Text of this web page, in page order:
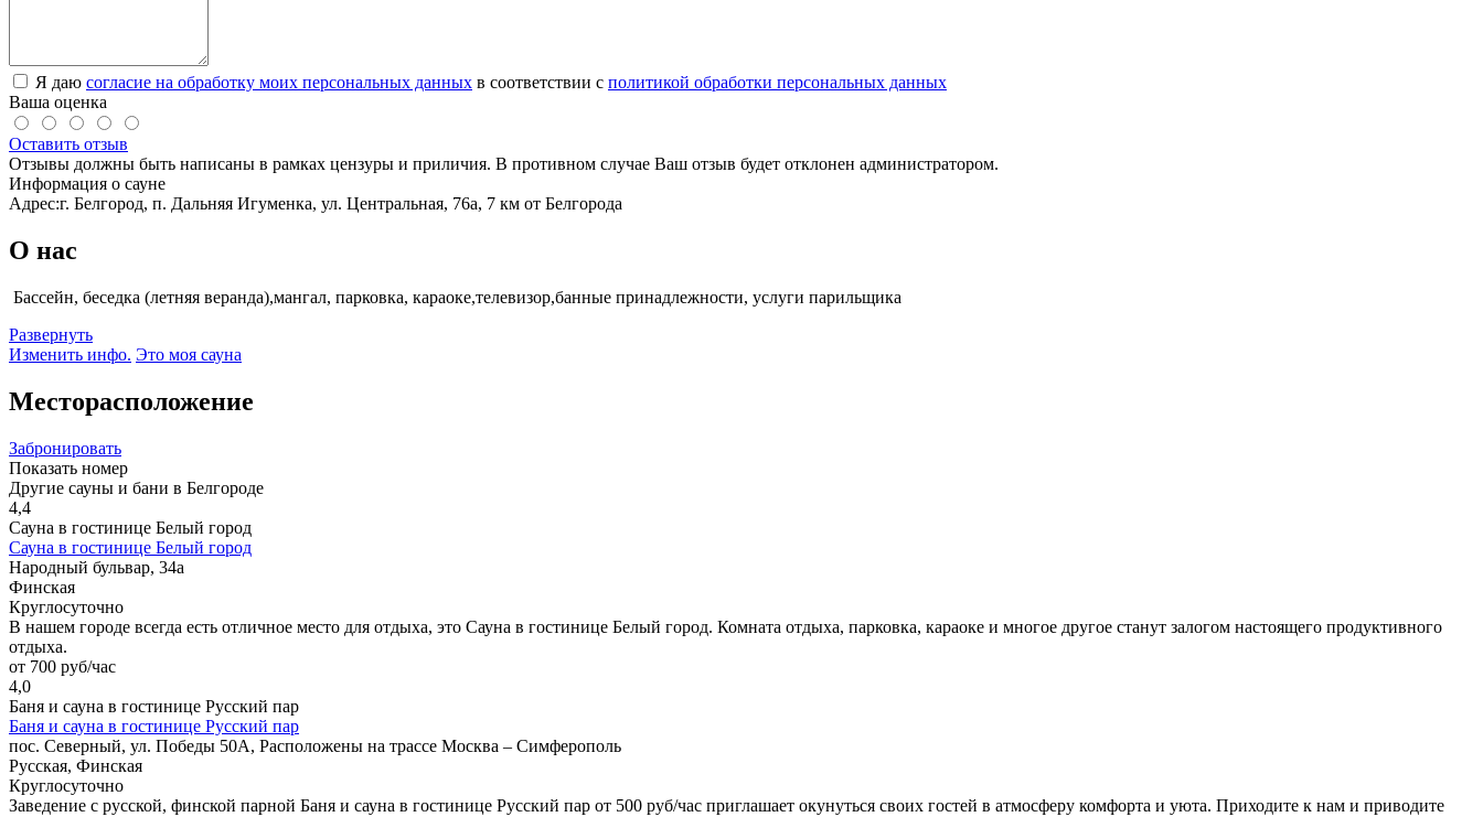
Я даю согласие на обработку моих персональных данных в соответствии с политикой обработки персональных данных
Ваша оценка
Оставить отзыв
Отзывы должны быть написаны в рамках цензуры и приличия. В противном случае Ваш отзыв будет отклонен администратором.
Информация о сауне
Адрес:г. Белгород, п. Дальняя Игуменка, ул. Центральная, 76а, 7 км от Белгорода
О нас
Бассейн, беседка (летняя веранда),мангал, парковка, караоке,телевизор,банные принадлежности, услуги парильщика
Развернуть
Изменить инфо. Это моя сауна
Месторасположение
Забронировать
Показать номер
Другие сауны и бани в Белгороде
4,4
Сауна в гостинице Белый город
Сауна в гостинице Белый город
Народный бульвар, 34а
Финская
Круглосуточно
В нашем городе всегда есть отличное место для отдыха, это Сауна в гостинице Белый город. Комната отдыха, парковка, караоке и многое другое станут залогом настоящего продуктивного
отдыха.
от 700 руб/час
4,0
Баня и сауна в гостинице Русский пар
Баня и сауна в гостинице Русский пар
пос. Северный, ул. Победы 50А, Расположены на трассе Москва – Симферополь
Русская, Финская
Круглосуточно
Заведение с русской, финской парной Баня и сауна в гостинице Русский пар от 500 руб/час приглашает окунуться своих гостей в атмосферу комфорта и уюта. Приходите к нам и приводите